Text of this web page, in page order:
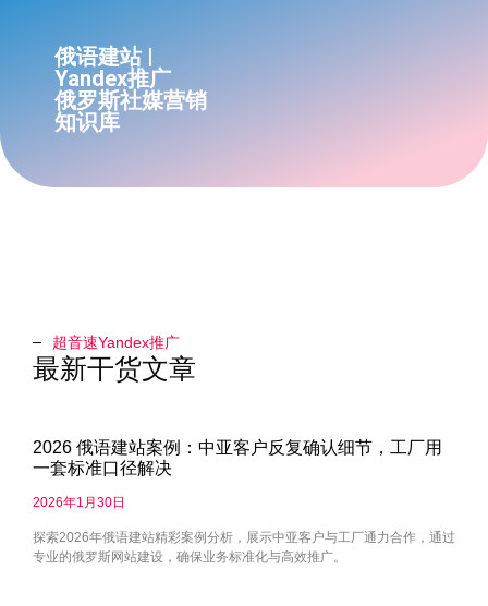
俄语建站 |
Yandex推广
俄罗斯社媒营销
知识库
超音速Yandex推广​
最新干货文章
2026 俄语建站案例：中亚客户反复确认细节，工厂用
一套标准口径解决
2026年1月30日
探索2026年俄语建站精彩案例分析，展示中亚客户与工厂通力合作，通过
专业的俄罗斯网站建设，确保业务标准化与高效推广。